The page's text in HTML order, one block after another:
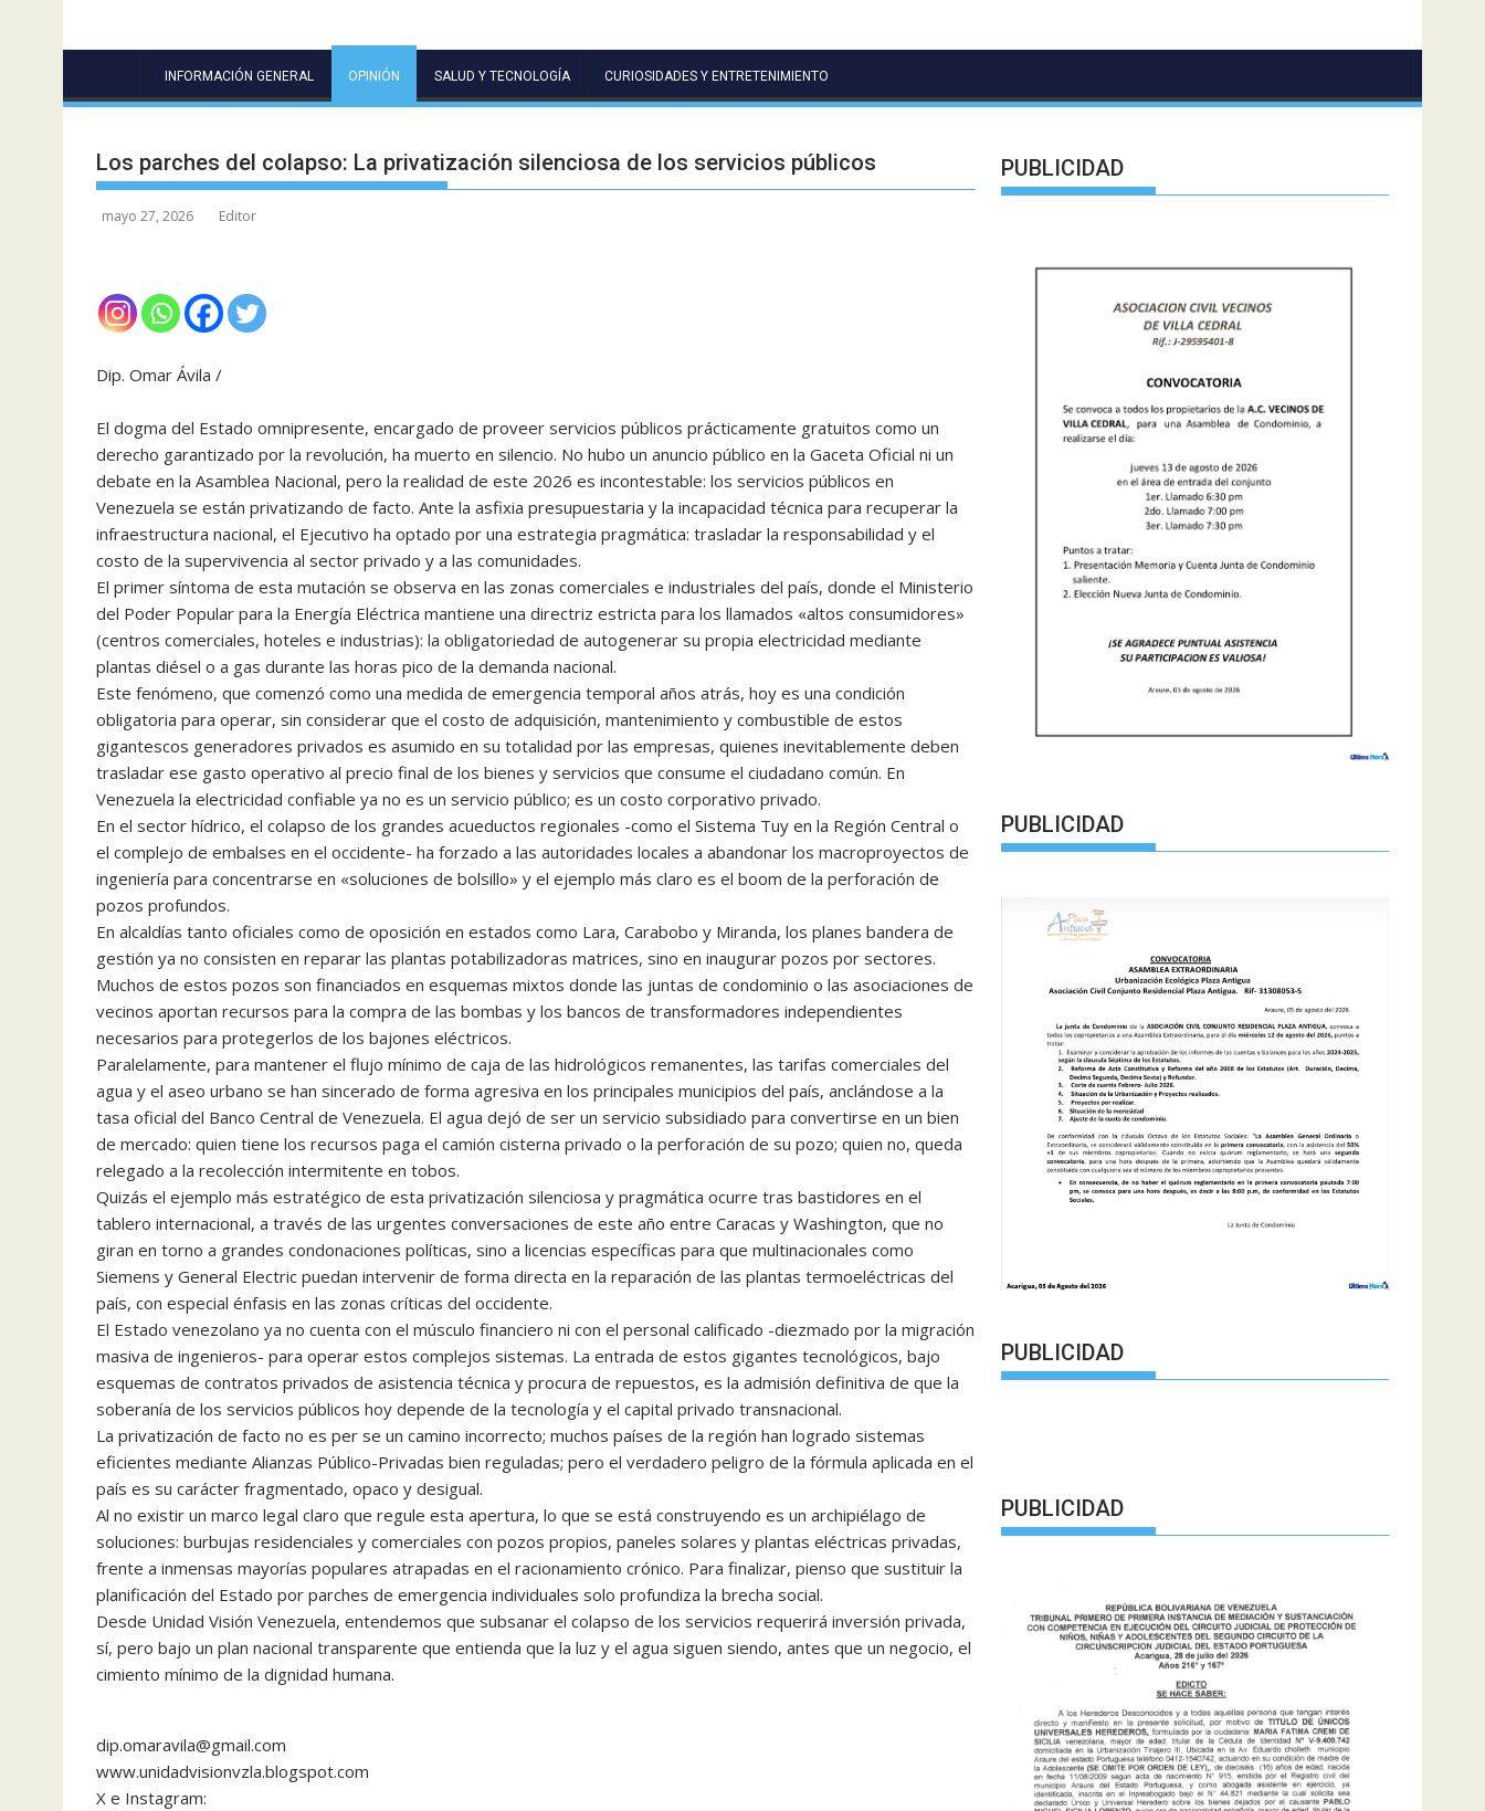
INFORMACIÓN GENERAL OPINIÓN SALUD Y TECNOLOGÍA CURIOSIDADES Y ENTRETENIMIENTO
Los parches del colapso: La privatización silenciosa de los servicios públicos
mayo 27, 2026 Editor
Dip. Omar Ávila /
El dogma del Estado omnipresente, encargado de proveer servicios públicos prácticamente gratuitos como un
derecho garantizado por la revolución, ha muerto en silencio. No hubo un anuncio público en la Gaceta Oficial ni un
debate en la Asamblea Nacional, pero la realidad de este 2026 es incontestable: los servicios públicos en
Venezuela se están privatizando de facto. Ante la asfixia presupuestaria y la incapacidad técnica para recuperar la
infraestructura nacional, el Ejecutivo ha optado por una estrategia pragmática: trasladar la responsabilidad y el
costo de la supervivencia al sector privado y a las comunidades.
El primer síntoma de esta mutación se observa en las zonas comerciales e industriales del país, donde el Ministerio
del Poder Popular para la Energía Eléctrica mantiene una directriz estricta para los llamados «altos consumidores»
(centros comerciales, hoteles e industrias): la obligatoriedad de autogenerar su propia electricidad mediante
plantas diésel o a gas durante las horas pico de la demanda nacional.
Este fenómeno, que comenzó como una medida de emergencia temporal años atrás, hoy es una condición
obligatoria para operar, sin considerar que el costo de adquisición, mantenimiento y combustible de estos
gigantescos generadores privados es asumido en su totalidad por las empresas, quienes inevitablemente deben
trasladar ese gasto operativo al precio final de los bienes y servicios que consume el ciudadano común. En
Venezuela la electricidad confiable ya no es un servicio público; es un costo corporativo privado.
En el sector hídrico, el colapso de los grandes acueductos regionales -como el Sistema Tuy en la Región Central o
el complejo de embalses en el occidente- ha forzado a las autoridades locales a abandonar los macroproyectos de
ingeniería para concentrarse en «soluciones de bolsillo» y el ejemplo más claro es el boom de la perforación de
pozos profundos.
En alcaldías tanto oficiales como de oposición en estados como Lara, Carabobo y Miranda, los planes bandera de
gestión ya no consisten en reparar las plantas potabilizadoras matrices, sino en inaugurar pozos por sectores.
Muchos de estos pozos son financiados en esquemas mixtos donde las juntas de condominio o las asociaciones de
vecinos aportan recursos para la compra de las bombas y los bancos de transformadores independientes
necesarios para protegerlos de los bajones eléctricos.
Paralelamente, para mantener el flujo mínimo de caja de las hidrológicos remanentes, las tarifas comerciales del
agua y el aseo urbano se han sincerado de forma agresiva en los principales municipios del país, anclándose a la
tasa oficial del Banco Central de Venezuela. El agua dejó de ser un servicio subsidiado para convertirse en un bien
de mercado: quien tiene los recursos paga el camión cisterna privado o la perforación de su pozo; quien no, queda
relegado a la recolección intermitente en tobos.
Quizás el ejemplo más estratégico de esta privatización silenciosa y pragmática ocurre tras bastidores en el
tablero internacional, a través de las urgentes conversaciones de este año entre Caracas y Washington, que no
giran en torno a grandes condonaciones políticas, sino a licencias específicas para que multinacionales como
Siemens y General Electric puedan intervenir de forma directa en la reparación de las plantas termoeléctricas del
país, con especial énfasis en las zonas críticas del occidente.
El Estado venezolano ya no cuenta con el músculo financiero ni con el personal calificado -diezmado por la migración
masiva de ingenieros- para operar estos complejos sistemas. La entrada de estos gigantes tecnológicos, bajo
esquemas de contratos privados de asistencia técnica y procura de repuestos, es la admisión definitiva de que la
soberanía de los servicios públicos hoy depende de la tecnología y el capital privado transnacional.
La privatización de facto no es per se un camino incorrecto; muchos países de la región han logrado sistemas
eficientes mediante Alianzas Público-Privadas bien reguladas; pero el verdadero peligro de la fórmula aplicada en el
país es su carácter fragmentado, opaco y desigual.
Al no existir un marco legal claro que regule esta apertura, lo que se está construyendo es un archipiélago de
soluciones: burbujas residenciales y comerciales con pozos propios, paneles solares y plantas eléctricas privadas,
frente a inmensas mayorías populares atrapadas en el racionamiento crónico. Para finalizar, pienso que sustituir la
planificación del Estado por parches de emergencia individuales solo profundiza la brecha social.
Desde Unidad Visión Venezuela, entendemos que subsanar el colapso de los servicios requerirá inversión privada,
sí, pero bajo un plan nacional transparente que entienda que la luz y el agua siguen siendo, antes que un negocio, el
cimiento mínimo de la dignidad humana.
dip.omaravila@gmail.com
www.unidadvisionvzla.blogspot.com
X e Instagram:
PUBLICIDAD
PUBLICIDAD
PUBLICIDAD
PUBLICIDAD